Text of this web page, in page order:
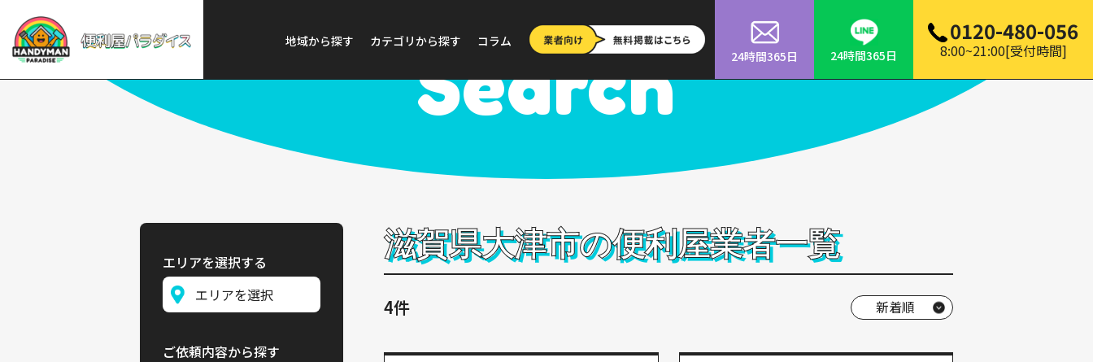
地域から探す カテゴリから探す
コラム
24時間365日
24時間365日
0120-480-056
8:00~21:00[受付時間]
Search
滋賀県大津市の便利屋業者一覧
4件
エリアを選択する
ご依頼内容から探す